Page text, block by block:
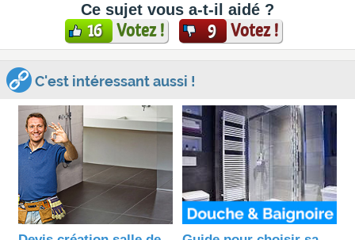
Ce sujet vous a-t-il aidé ?
16 Votez ! 9 Votez !
C'est intéressant aussi !